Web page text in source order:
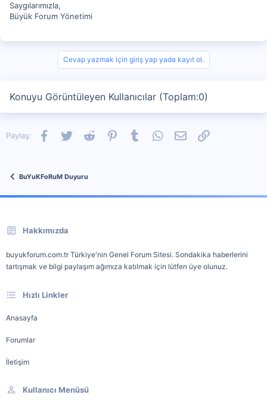
Saygılarımızla,
Büyük Forum Yönetimi
Cevap yazmak için giriş yap yada kayıt ol.
Konuyu Görüntüleyen Kullanıcılar (Toplam:0)
Paylaş: Facebook
TwitterReddit PinterestTumblrWhatsApp
E-postaLink
BuYuKFoRuM Duyuru
Hakkımızda
buyukforum.com.tr Türkiye'nin Genel Forum Sitesi. Sondakika haberlerini
tartışmak ve bilgi paylaşım ağımıza katılmak için lütfen üye olunuz.
Hızlı Linkler
Anasayfa
Forumlar
İletişim
Kullanıcı Menüsü